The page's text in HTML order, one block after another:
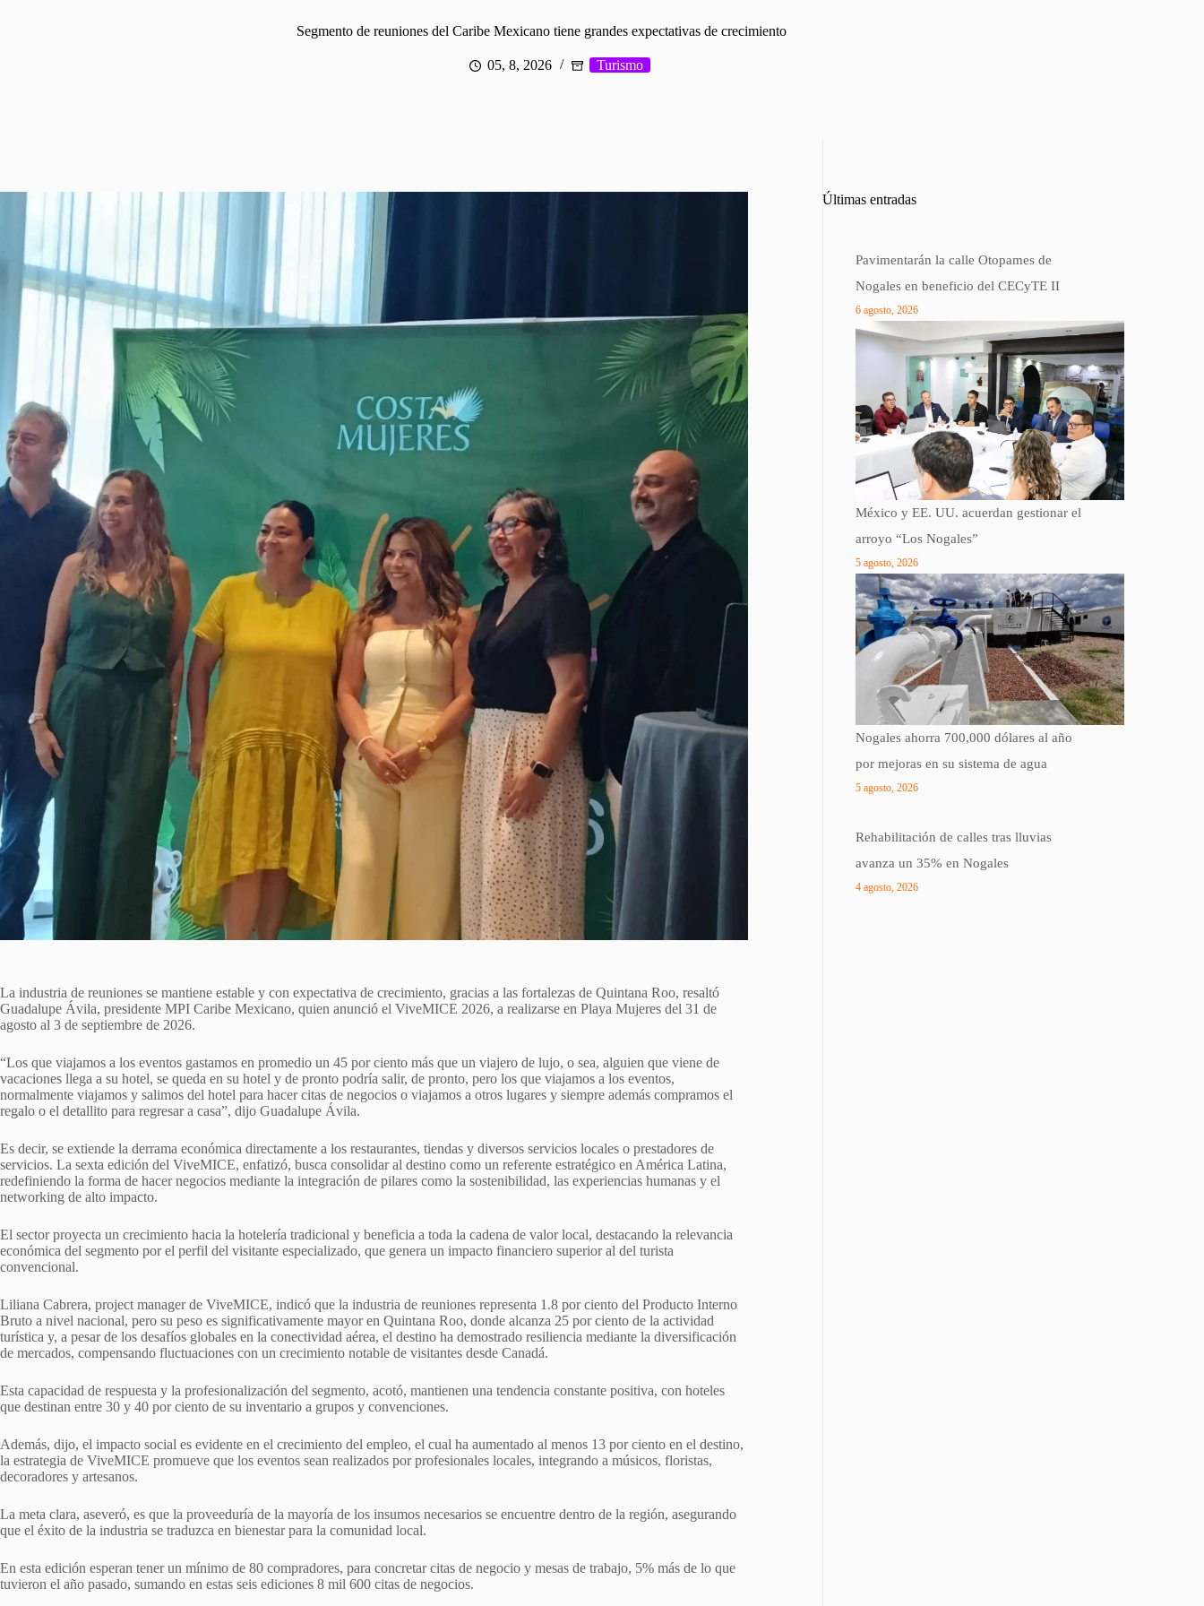
Segmento de reuniones del Caribe Mexicano tiene grandes expectativas de crecimiento
05, 8, 2026 Turismo
La industria de reuniones se mantiene estable y con expectativa de crecimiento, gracias a las fortalezas de Quintana Roo, resaltó
Guadalupe Ávila, presidente MPI Caribe Mexicano, quien anunció el ViveMICE 2026, a realizarse en Playa Mujeres del 31 de
agosto al 3 de septiembre de 2026.
“Los que viajamos a los eventos gastamos en promedio un 45 por ciento más que un viajero de lujo, o sea, alguien que viene de
vacaciones llega a su hotel, se queda en su hotel y de pronto podría salir, de pronto, pero los que viajamos a los eventos,
normalmente viajamos y salimos del hotel para hacer citas de negocios o viajamos a otros lugares y siempre además compramos el
regalo o el detallito para regresar a casa”, dijo Guadalupe Ávila.
Es decir, se extiende la derrama económica directamente a los restaurantes, tiendas y diversos servicios locales o prestadores de
servicios. La sexta edición del ViveMICE, enfatizó, busca consolidar al destino como un referente estratégico en América Latina,
redefiniendo la forma de hacer negocios mediante la integración de pilares como la sostenibilidad, las experiencias humanas y el
networking de alto impacto.
El sector proyecta un crecimiento hacia la hotelería tradicional y beneficia a toda la cadena de valor local, destacando la relevancia
económica del segmento por el perfil del visitante especializado, que genera un impacto financiero superior al del turista
convencional.
Liliana Cabrera, project manager de ViveMICE, indicó que la industria de reuniones representa 1.8 por ciento del Producto Interno
Bruto a nivel nacional, pero su peso es significativamente mayor en Quintana Roo, donde alcanza 25 por ciento de la actividad
turística y, a pesar de los desafíos globales en la conectividad aérea, el destino ha demostrado resiliencia mediante la diversificación
de mercados, compensando fluctuaciones con un crecimiento notable de visitantes desde Canadá.
Esta capacidad de respuesta y la profesionalización del segmento, acotó, mantienen una tendencia constante positiva, con hoteles
que destinan entre 30 y 40 por ciento de su inventario a grupos y convenciones.
Además, dijo, el impacto social es evidente en el crecimiento del empleo, el cual ha aumentado al menos 13 por ciento en el destino,
la estrategia de ViveMICE promueve que los eventos sean realizados por profesionales locales, integrando a músicos, floristas,
decoradores y artesanos.
La meta clara, aseveró, es que la proveeduría de la mayoría de los insumos necesarios se encuentre dentro de la región, asegurando
que el éxito de la industria se traduzca en bienestar para la comunidad local.
En esta edición esperan tener un mínimo de 80 compradores, para concretar citas de negocio y mesas de trabajo, 5% más de lo que
tuvieron el año pasado, sumando en estas seis ediciones 8 mil 600 citas de negocios.
Últimas entradas
Pavimentarán la calle Otopames de
Nogales en beneficio del CECyTE II
6 agosto, 2026
México y EE. UU. acuerdan gestionar el
arroyo “Los Nogales”
5 agosto, 2026
Nogales ahorra 700,000 dólares al año
por mejoras en su sistema de agua
5 agosto, 2026
Rehabilitación de calles tras lluvias
avanza un 35% en Nogales
4 agosto, 2026